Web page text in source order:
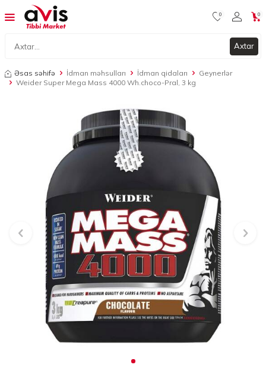
Axtar
0 0
Əsas səhifə İdman məhsulları İdman qidaları
Geynerlər
Weider Super Mega Mass 4000 Wh.choco-Pral, 3 kg